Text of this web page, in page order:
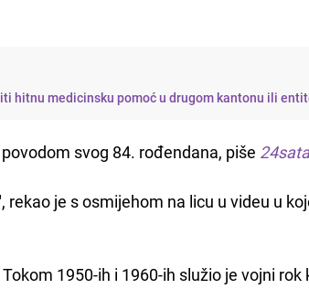
hitnu medicinsku pomoć u drugom kantonu ili
svog 84. rođendana, piše
, rekao je s osmijehom na licu u videu u
1950-ih i 1960-ih služio je vojni rok